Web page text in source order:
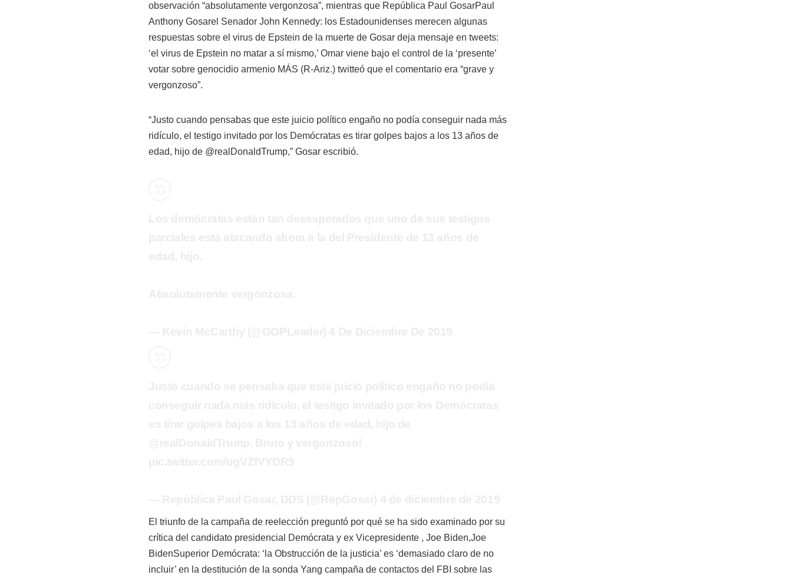
observación “absolutamente vergonzosa”, mientras que República Paul GosarPaul
Anthony Gosarel Senador John Kennedy: los Estadounidenses merecen algunas
respuestas sobre el virus de Epstein de la muerte de Gosar deja mensaje en tweets:
‘el virus de Epstein no matar a sí mismo,’ Omar viene bajo el control de la ‘presente’
votar sobre genocidio armenio MÁS (R-Ariz.) twitteó que el comentario era “grave y
vergonzoso”.
“Justo cuando pensabas que este juicio político engaño no podía conseguir nada más
ridículo, el testigo invitado por los Demócratas es tirar golpes bajos a los 13 años de
edad, hijo de @realDonaldTrump,” Gosar escribió.
El triunfo de la campaña de reelección preguntó por qué se ha sido examinado por su
crítica del candidato presidencial Demócrata y ex Vicepresidente , Joe Biden,Joe
BidenSuperior Demócrata: ‘la Obstrucción de la justicia’ es ‘demasiado claro de no
incluir’ en la destitución de la sonda Yang campaña de contactos del FBI sobre las